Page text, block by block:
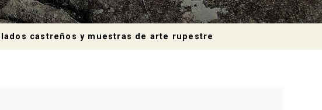
castreños y muestras de arte rupestre